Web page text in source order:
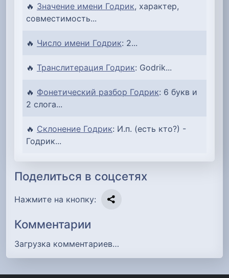
🔥 Значение имени Годрик, характер,
совместимость...
🔥 Число имени Годрик: 2...
🔥 Транслитерация Годрик: Godrik...
🔥 Фонетический разбор Годрик: 6 букв и
2 слога...
🔥 Склонение Годрик: И.п. (есть кто?) -
Годрик...
Поделиться в соцсетях
Нажмите на кнопку:
Комментарии
Загрузка комментариев…